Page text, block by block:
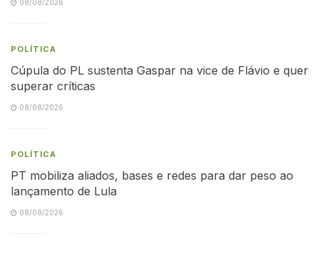
08/08/2026
POLÍTICA
Cúpula do PL sustenta Gaspar na vice de Flávio e quer
superar críticas
08/08/2026
POLÍTICA
PT mobiliza aliados, bases e redes para dar peso ao
lançamento de Lula
08/08/2026